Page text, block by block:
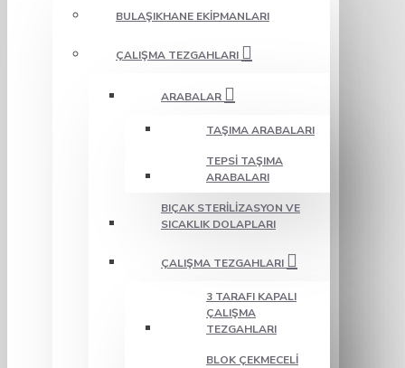
BULAŞIKHANE EKIPMANLARI
ÇALIŞMA TEZGAHLARI
ARABALAR
TAŞIMA ARABALARI
TEPSI TAŞIMA
ARABALARI
BIÇAK STERILIZASYON VE
SICAKLIK DOLAPLARI
ÇALIŞMA TEZGAHLARI
3 TARAFI KAPALI
ÇALIŞMA
TEZGAHLARI
BLOK ÇEKMECELI